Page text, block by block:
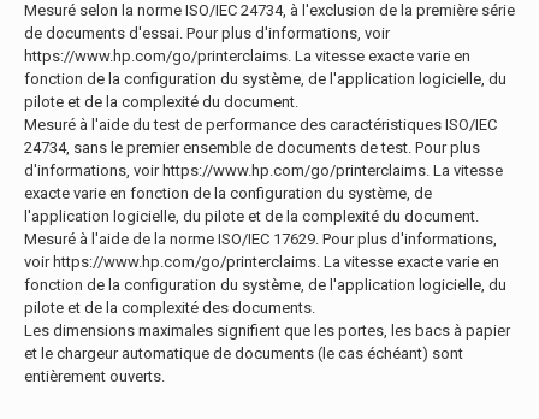
Mesuré selon la norme ISO/IEC 24734, à l'exclusion de la première série
de documents d'essai. Pour plus d'informations, voir
https://www.hp.com/go/printerclaims. La vitesse exacte varie en
fonction de la configuration du système, de l'application logicielle, du
pilote et de la complexité du document.
Mesuré à l'aide du test de performance des caractéristiques ISO/IEC
24734, sans le premier ensemble de documents de test. Pour plus
d'informations, voir https://www.hp.com/go/printerclaims. La vitesse
exacte varie en fonction de la configuration du système, de
l'application logicielle, du pilote et de la complexité du document.
Mesuré à l'aide de la norme ISO/IEC 17629. Pour plus d'informations,
voir https://www.hp.com/go/printerclaims. La vitesse exacte varie en
fonction de la configuration du système, de l'application logicielle, du
pilote et de la complexité des documents.
Les dimensions maximales signifient que les portes, les bacs à papier
et le chargeur automatique de documents (le cas échéant) sont
entièrement ouverts.